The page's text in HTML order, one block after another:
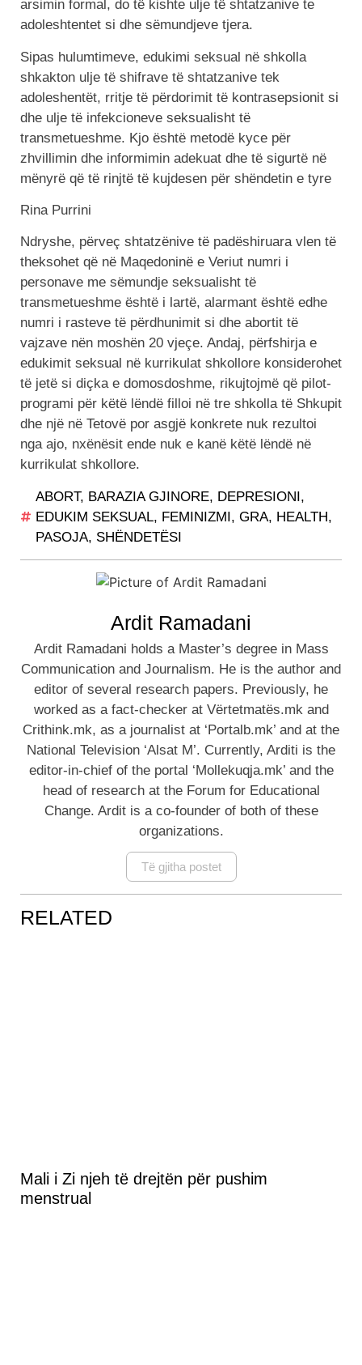
arsimin formal, do të kishte ulje të shtatzanive te
adoleshtentet si dhe sëmundjeve tjera.
Sipas hulumtimeve, edukimi seksual në shkolla
shkakton ulje të shifrave të shtatzanive tek
adoleshentët, rritje të përdorimit të kontrasepsionit si
dhe ulje të infekcioneve seksualisht të
transmetueshme. Kjo është metodë kyce për
zhvillimin dhe informimin adekuat dhe të sigurtë në
mënyrë që të rinjtë të kujdesen për shëndetin e tyre
Rina Purrini
Ndryshe, përveç shtatzënive të padëshiruara vlen të
theksohet që në Maqedoninë e Veriut numri i
personave me sëmundje seksualisht të
transmetueshme është i lartë, alarmant është edhe
numri i rasteve të përdhunimit si dhe abortit të
vajzave nën moshën 20 vjeçe. Andaj, përfshirja e
edukimit seksual në kurrikulat shkollore konsiderohet
të jetë si diçka e domosdoshme, rikujtojmë që pilot-
programi për këtë lëndë filloi në tre shkolla të Shkupit
dhe një në Tetovë por asgjë konkrete nuk rezultoi
nga ajo, nxënësit ende nuk e kanë këtë lëndë në
kurrikulat shkollore.
ABORT, BARAZIA GJINORE, DEPRESIONI,
EDUKIM SEKSUAL, FEMINIZMI, GRA, HEALTH,
PASOJA, SHËNDETËSI
Ardit Ramadani
Ardit Ramadani holds a Master’s degree in Mass
Communication and Journalism. He is the author and
editor of several research papers. Previously, he
worked as a fact-checker at Vërtetmatës.mk and
Crithink.mk, as a journalist at ‘Portalb.mk’ and at the
National Television ‘Alsat M’. Currently, Arditi is the
editor-in-chief of the portal ‘Mollekuqja.mk’ and the
head of research at the Forum for Educational
Change. Ardit is a co-founder of both of these
organizations.
Të gjitha postet
RELATED
Mali i Zi njeh të drejtën për pushim
menstrual